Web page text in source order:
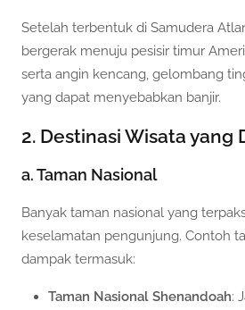
Setelah terbentuk di Samudera
bergerak menuju pesisir timur
serta angin kencang, gelombang
yang dapat menyebabkan banjir.
2. Destinasi Wisata yang
a. Taman Nasional
Banyak taman nasional yang
keselamatan pengunjung. Contoh
dampak termasuk:
Taman Nasional Shenandoah: